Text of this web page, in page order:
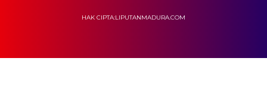
HAK CIPTA:LIPUTANMADURA.COM